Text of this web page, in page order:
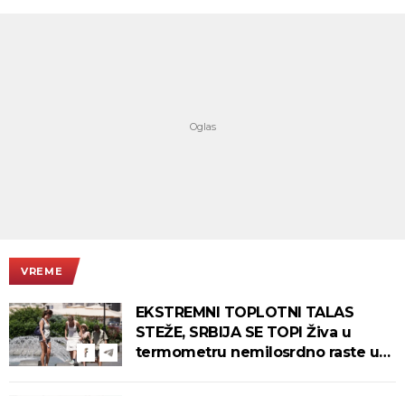
VREME
EKSTREMNI TOPLOTNI TALAS
STEŽE, SRBIJA SE TOPI Živa u
termometru nemilosrdno raste u